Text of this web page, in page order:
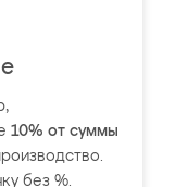
10% от суммы
без %.